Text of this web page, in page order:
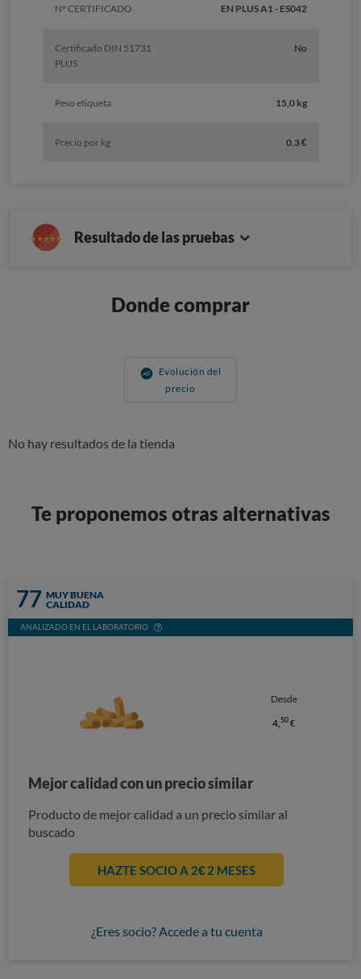
Nº CERTIFICADO EN PLUS A1 - ES042
Certificado DIN 51731
PLUS
No
Peso etiqueta 15,0 kg
Precio por kg 0,3 €
Resultado de las pruebas
Donde comprar
Evolución del
precio
No hay resultados de la tienda
Te proponemos otras alternativas
77 MUY BUENA
CALIDAD
ANALIZADO EN EL LABORATORIO
Desde
4,50 €
Mejor calidad con un precio similar
Producto de mejor calidad a un precio similar al
buscado
HAZTE SOCIO A 2€ 2 MESES
¿Eres socio? Accede a tu cuenta